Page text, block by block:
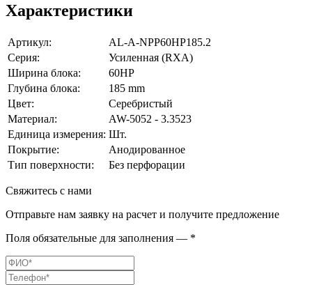
Характеристики
Артикул:
AL-A-NPP60HP185.2
Серия:
Усиленная (RXA)
Ширина блока:
60HP
Глубина блока:
185 mm
Цвет:
Серебристый
Материал:
AW-5052 - 3.3523
Единица измерения: Шт.
Покрытие:
Анодированное
Тип поверхности:
Без перфорации
Свяжитесь с нами
Отправьте нам заявку на расчет и получите предложение
Поля обязательные для заполнения — *